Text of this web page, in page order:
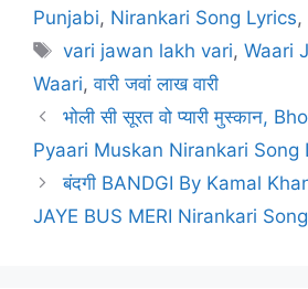
Punjabi, Nirankari Song Lyrics,
vari jawan lakh vari,Waari
Waari,वारी जवां लाख वारी
भोली सी सूरत वो प्यारी मुस्कान,
Pyaari Muskan Nirankari Song
बंदगी BANDGI By Kamal
JAYE BUS MERI Nirankari